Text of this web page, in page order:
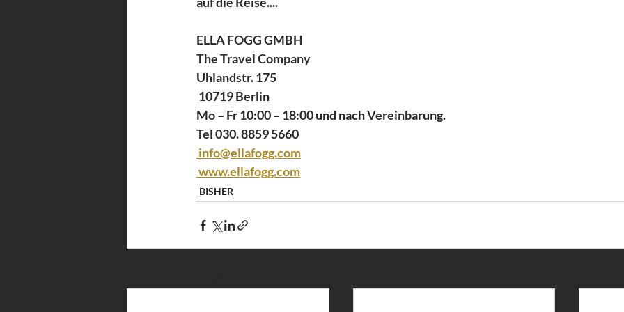
ELLA FOGG GMBH
The Travel Company
Uhlandstr. 175
10719 Berlin
Mo – Fr 10:00 – 18:00 und nach Vereinbarung.
Tel 030. 8859 5660
info@ellafogg.com
www.ellafogg.com
BISHER